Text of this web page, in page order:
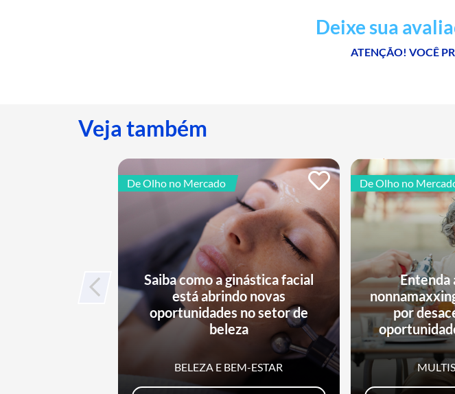
Deixe sua
ATENÇÃO! VOCÊ
Veja também
De Olho no Mercado
Saiba como a ginástica facial
está abrindo novas
oportunidades no setor de
beleza
BELEZA E BEM-ESTAR
De Olho no
Entenda
por